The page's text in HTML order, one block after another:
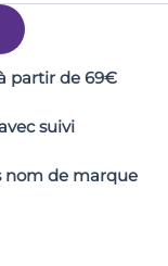
partir de 69€
suivi
nom de marque